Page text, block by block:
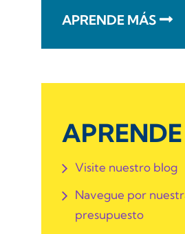
APRENDE MÁS
Visite nuestro blog
Navegue por
presupuesto